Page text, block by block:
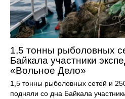
1,5 тонны рыболовных
Байкала участники
«Вольное Дело»
1,5 тонны рыболовных сетей и
подняли со дна Байкала